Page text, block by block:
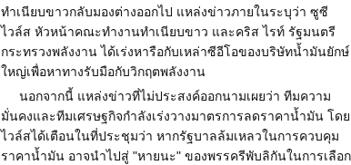
ทำเนียบขาวกลับมองต่างออกไป แหล่งข่าวภายในระบุว่า ซูซี
ไวล์ส หัวหน้าคณะทำงานทำเนียบขาว และคริส ไรท์ รัฐมนตรี
กระทรวงพลังงาน ได้เร่งหารือกับเหล่าซีอีโอของบริษัทน้ำมันยักษ์
ใหญ่เพื่อหาทางรับมือกับวิกฤตพลังงาน
นอกจากนี้ แหล่งข่าวที่ไม่ประสงค์ออกนามเผยว่า ทีมความ
มั่นคงและทีมเศรษฐกิจกำลังเร่งวางมาตรการลดราคาน้ำมัน โดย
ไวล์สได้เตือนในที่ประชุมว่า หากรัฐบาลล้มเหลวในการควบคุม
ราคาน้ำมัน อาจนำไปสู่ "หายนะ" ของพรรครีพับลิกันในการเลือก